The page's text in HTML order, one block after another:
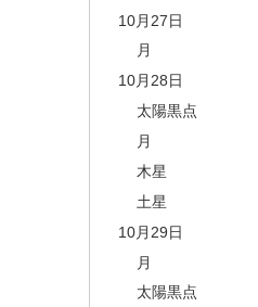
10月27日
月
10月28日
太陽黒点
月
木星
土星
10月29日
月
太陽黒点